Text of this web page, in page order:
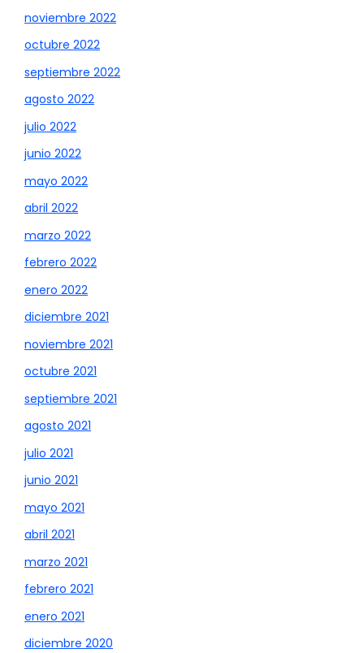
noviembre 2022
octubre 2022
septiembre 2022
agosto 2022
julio 2022
junio 2022
mayo 2022
abril 2022
marzo 2022
febrero 2022
enero 2022
diciembre 2021
noviembre 2021
octubre 2021
septiembre 2021
agosto 2021
julio 2021
junio 2021
mayo 2021
abril 2021
marzo 2021
febrero 2021
enero 2021
diciembre 2020